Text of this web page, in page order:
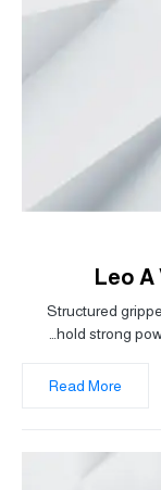
Leo
Structured
hold strong
Read More